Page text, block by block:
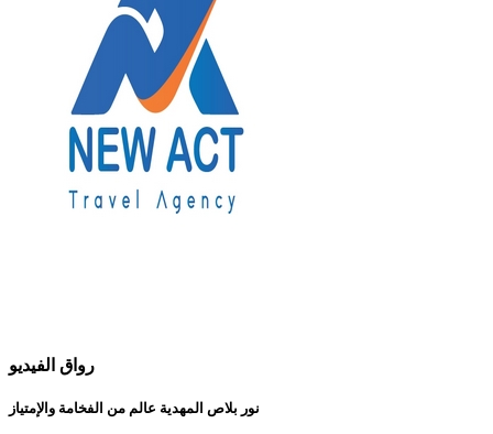
رواق الفيديو
نور بلاص المهدية عالم من الفخامة والإمتياز